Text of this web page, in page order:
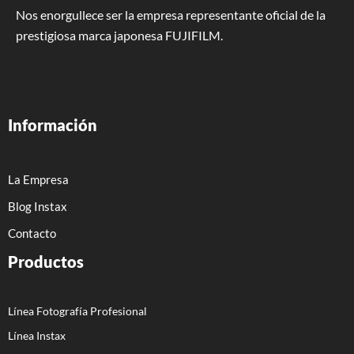
Nos enorgullece ser la empresa representante oficial de la
prestigiosa marca japonesa FUJIFILM.
Información
La Empresa
Blog Instax
Contacto
Productos
Línea Fotografía Profesional
Línea Instax